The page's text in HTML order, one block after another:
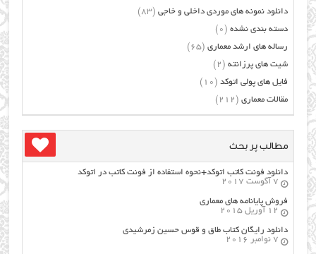
دانلود نمونه های موردی داخلی و خاجی (83)
دسته بندی نشده (0)
رساله های ارشد معماری (65)
شیت های پرزانته (2)
فایل های پولی اتوکد (10)
مقالات معماری (212)
مطالب پر بحث
دانلود فونت کاتب اتوکد+نحوه استفاده از فونت کاتب در اتوکد
7 آگوست 2017
فروش پایانامه های معماری
12 آوریل 2015
دانلود رایگان کتاب طاق و قوس حسین زمرشیدی
7 نوامبر 2016